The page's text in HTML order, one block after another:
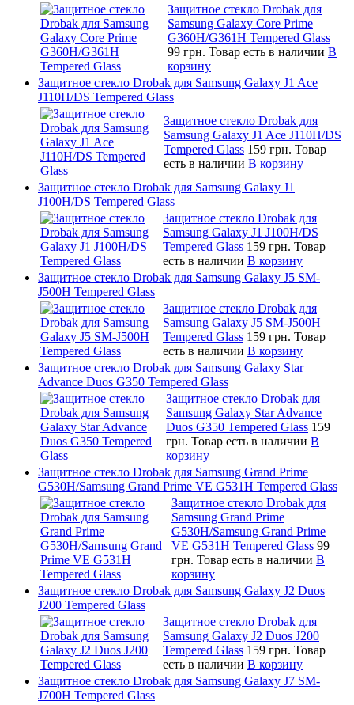
Защитное стекло Drobak для
Samsung Galaxy Core Prime
G360H/G361H Tempered Glass
99 грн. Товар есть в наличии В
корзину
Защитное стекло Drobak для Samsung Galaxy J1 Ace
J110H/DS Tempered Glass
Защитное стекло Drobak для
Samsung Galaxy J1 Ace J110H/DS
Tempered Glass 159 грн. Товар
есть в наличии В корзину
Защитное стекло Drobak для Samsung Galaxy J1
J100H/DS Tempered Glass
Защитное стекло Drobak для
Samsung Galaxy J1 J100H/DS
Tempered Glass 159 грн. Товар
есть в наличии В корзину
Защитное стекло Drobak для Samsung Galaxy J5 SM-
J500H Tempered Glass
Защитное стекло Drobak для
Samsung Galaxy J5 SM-J500H
Tempered Glass 159 грн. Товар
есть в наличии В корзину
Защитное стекло Drobak для Samsung Galaxy Star
Advance Duos G350 Tempered Glass
Защитное стекло Drobak для
Samsung Galaxy Star Advance
Duos G350 Tempered Glass 159
грн. Товар есть в наличии В
корзину
Защитное стекло Drobak для Samsung Grand Prime
G530H/Samsung Grand Prime VE G531H Tempered Glass
Защитное стекло Drobak для
Samsung Grand Prime
G530H/Samsung Grand Prime
VE G531H Tempered Glass 99
грн. Товар есть в наличии В
корзину
Защитное стекло Drobak для Samsung Galaxy J2 Duos
J200 Tempered Glass
Защитное стекло Drobak для
Samsung Galaxy J2 Duos J200
Tempered Glass 159 грн. Товар
есть в наличии В корзину
Защитное стекло Drobak для Samsung Galaxy J7 SM-
J700H Tempered Glass